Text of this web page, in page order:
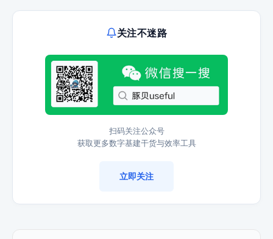
关注不迷路
扫码关注公众号
获取更多数字基建干货与效率工具
立即关注